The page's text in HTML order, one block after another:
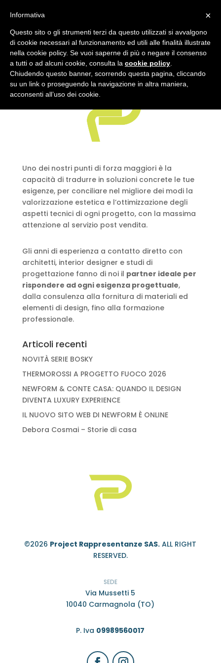
logo-project
Uno dei nostri punti di forza maggiori è la
capacità di tradurre in soluzioni concrete le tue
esigenze, per conciliare nel migliore dei modi la
valorizzazione estetica e l’ottimizzazione degli
aspetti tecnici di ogni progetto, con la massima
attenzione al servizio post vendita.
Gli anni di esperienza a contatto diretto con
architetti, interior designer e studi di
progettazione fanno di noi il partner ideale per
rispondere ad ogni esigenza progettuale,
dalla consulenza alla fornitura di materiali ed
elementi di design, fino alla formazione
professionale.
Articoli recenti
NOVITÀ SERIE BOSKY
THERMOROSSI A PROGETTO FUOCO 2026
NEWFORM & CONTE CASA: QUANDO IL DESIGN
DIVENTA LUXURY EXPERIENCE
IL NUOVO SITO WEB DI NEWFORM È ONLINE
Debora Cosmai – Storie di casa
©2026 Project Rappresentanze SAS. ALL RIGHT
RESERVED.
SEDE
Via Mussetti 5
10040 Carmagnola (TO)
P. Iva 09989560017
×
Informativa
Questo sito o gli strumenti terzi da questo utilizzati si avvalgono
di cookie necessari al funzionamento ed utili alle finalità illustrate
nella cookie policy. Se vuoi saperne di più o negare il consenso
a tutti o ad alcuni cookie, consulta la cookie policy
Chiudendo questo banner, scorrendo questa pagina, cliccando
su un link o proseguendo la navigazione in altra maniera,
acconsenti all’uso dei cookie.